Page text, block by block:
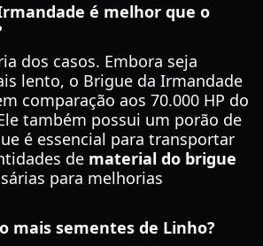
é melhor que o
dos casos. Embora seja
lento, o Brigue da Irmandade
comparação aos 70.000 HP do
também possui um porão de
é essencial para transportar
de material do brigue
para melhorias
mais sementes de Linho?